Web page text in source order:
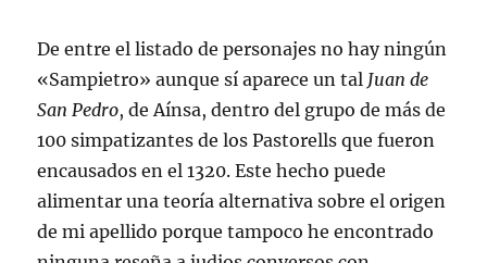
De entre el listado de personajes no hay ningún
«Sampietro» aunque sí aparece un tal Juan de
San Pedro, de Aínsa, dentro del grupo de más de
100 simpatizantes de los Pastorells que fueron
encausados en el 1320. Este hecho puede
alimentar una teoría alternativa sobre el origen
de mi apellido porque tampoco he encontrado